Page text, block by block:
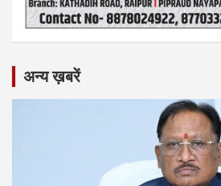
अन्य ख़बरें